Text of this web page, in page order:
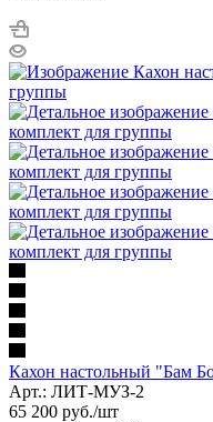
Кахон настольный "Бам
Арт.: ЛИТ-МУЗ-2
65 200 руб./шт